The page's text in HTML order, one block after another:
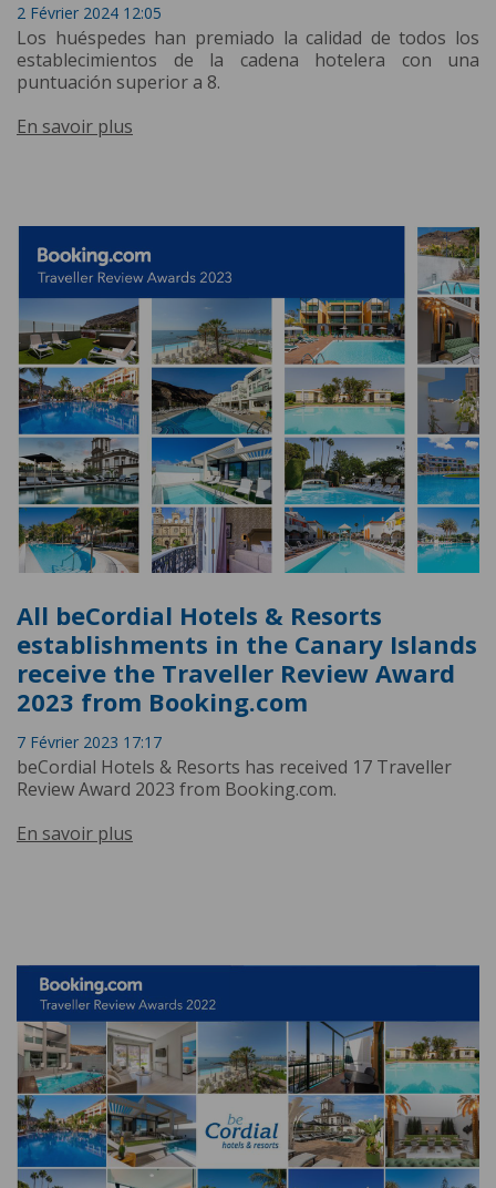
2 Février 2024 12:05
Los huéspedes han premiado la calidad de todos los
establecimientos de la cadena hotelera con una
puntuación superior a 8.
En savoir plus
All beCordial Hotels & Resorts
establishments in the Canary Islands
receive the Traveller Review Award
2023 from Booking.com
7 Février 2023 17:17
beCordial Hotels & Resorts has received 17 Traveller
Review Award 2023 from Booking.com.
En savoir plus